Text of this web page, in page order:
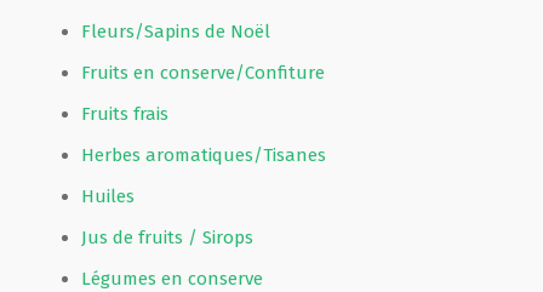
Fleurs/Sapins de Noël
Fruits en conserve/Confiture
Fruits frais
Herbes aromatiques/Tisanes
Huiles
Jus de fruits / Sirops
Légumes en conserve